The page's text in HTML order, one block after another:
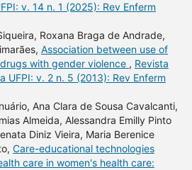
v. 14 n. 1 (2025): Rev Enferm
Roxana Braga de Andrade,
Association between use of
with gender violence , Revista
UFPI: v. 2 n. 5 (2013): Rev Enferm
Ana Clara de Sousa Cavalcanti,
Almeida, Alessandra Emilly Pinto
Diniz Vieira, Maria Berenice
Care-educational technologies
care in women's health care: